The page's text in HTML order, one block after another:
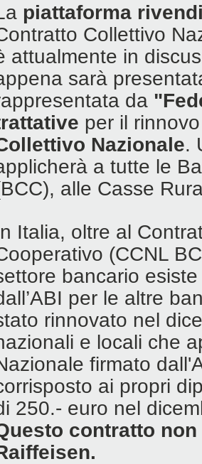
piattaforma
Collettivo
attualmente in
sarà
da
per il
Nazionale.
a tutte le
alle Casse
Italia, oltre al
(CCNL
bancario
per le altre
rinnovato nel
e locali che
firmato
ai propri
250.- euro nel
contratto